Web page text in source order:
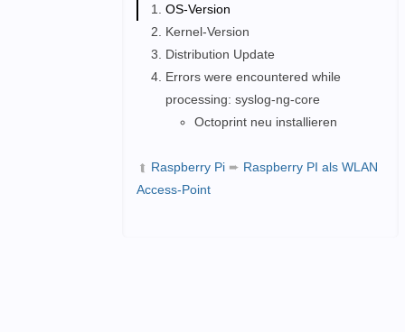
OS-Version
Kernel-Version
Distribution Update
Errors were encountered while
processing: syslog-ng-core
Octoprint neu installieren
➦ Raspberry Pi ➨ Raspberry PI als WLAN
Access-Point